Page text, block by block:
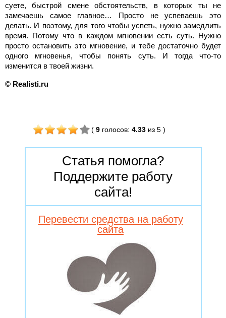
суете, быстрой смене обстоятельств, в которых ты не
замечаешь самое главное… Просто не успеваешь это
делать. И поэтому, для того чтобы успеть, нужно замедлить
время. Потому что в каждом мгновении есть суть. Нужно
просто остановить это мгновение, и тебе достаточно будет
одного мгновенья, чтобы понять суть. И тогда что-то
изменится в твоей жизни.
© Realisti.ru
( 9 голосов: 4.33из 5)
Статья помогла?
Поддержите работу
сайта!
Перевести средства на работу
сайта